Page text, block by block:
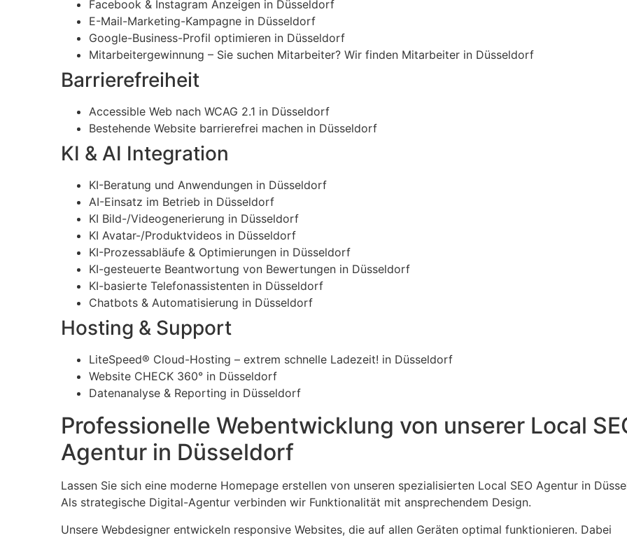
Facebook & Instagram Anzeigen in Düsseldorf
E-Mail-Marketing-Kampagne in Düsseldorf
Google-Business-Profil optimieren in Düsseldorf
Mitarbeitergewinnung – Sie suchen Mitarbeiter? Wir finden Mitarbeiter in Düsseldorf
Barrierefreiheit
Accessible Web nach WCAG 2.1 in Düsseldorf
Bestehende Website barrierefrei machen in Düsseldorf
KI & AI Integration
KI-Beratung und Anwendungen in Düsseldorf
AI-Einsatz im Betrieb in Düsseldorf
KI Bild-/Videogenerierung in Düsseldorf
KI Avatar-/Produktvideos in Düsseldorf
KI-Prozessabläufe & Optimierungen in Düsseldorf
KI-gesteuerte Beantwortung von Bewertungen in Düsseldorf
KI-basierte Telefonassistenten in Düsseldorf
Chatbots & Automatisierung in Düsseldorf
Hosting & Support
LiteSpeed® Cloud-Hosting – extrem schnelle Ladezeit! in Düsseldorf
Website CHECK 360° in Düsseldorf
Datenanalyse & Reporting in Düsseldorf
Professionelle Webentwicklung von unserer Local
Agentur in Düsseldorf
Lassen Sie sich eine moderne Homepage erstellen von unseren spezialisierten Local SEO Agentur in
Als strategische Digital-Agentur verbinden wir Funktionalität mit ansprechendem Design.
Unsere Webdesigner entwickeln responsive Websites, die auf allen Geräten optimal funktionieren. Dabei